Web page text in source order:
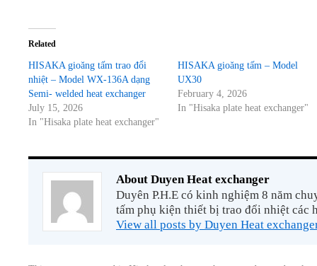
Related
HISAKA gioăng tấm trao đổi
nhiệt – Model WX-136A dạng
Semi- welded heat exchanger
July 15, 2026
In "Hisaka plate heat exchanger"
HISAKA gioăng tấm – Model
UX30
February 4, 2026
In "Hisaka plate heat exchanger"
About Duyen Heat exchanger
Duyên P.H.E có kinh nghiệm 8 năm
tấm phụ kiện thiết bị trao đổi nhiệt các
View all posts by Duyen Heat